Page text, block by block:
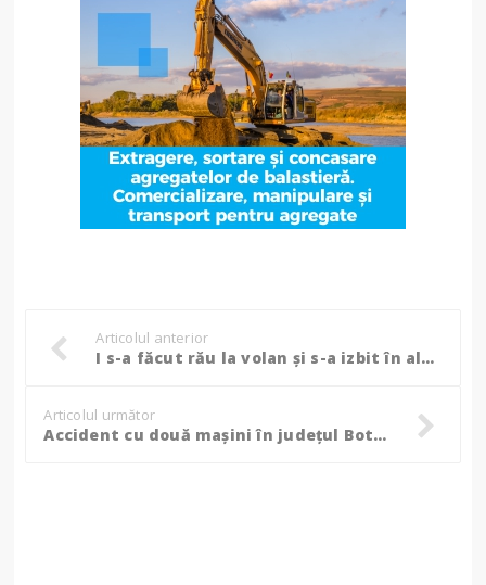
Articolul anterior
I s-a făcut rău la volan și s-a izbit în alte două mașini parcate, chiar în apropierea spitalului din Botoșani! (Foto)
Articolul următor
Accident cu două mașini în județul Botoșani: Trei persoane au fost transportate la spital! (Foto)